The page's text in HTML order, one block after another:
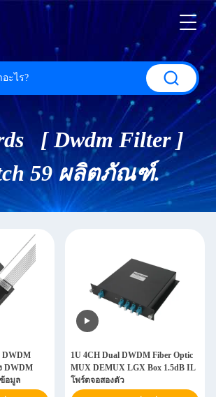
[ Dwdm Filter ]
59 ผลิตภัณฑ์.
DWDM
DWDM
อมูล
1U 4CH Dual DWDM Fiber Optic
MUX DEMUX LGX Box 1.5dB IL
โพร์ตจอสองตัว